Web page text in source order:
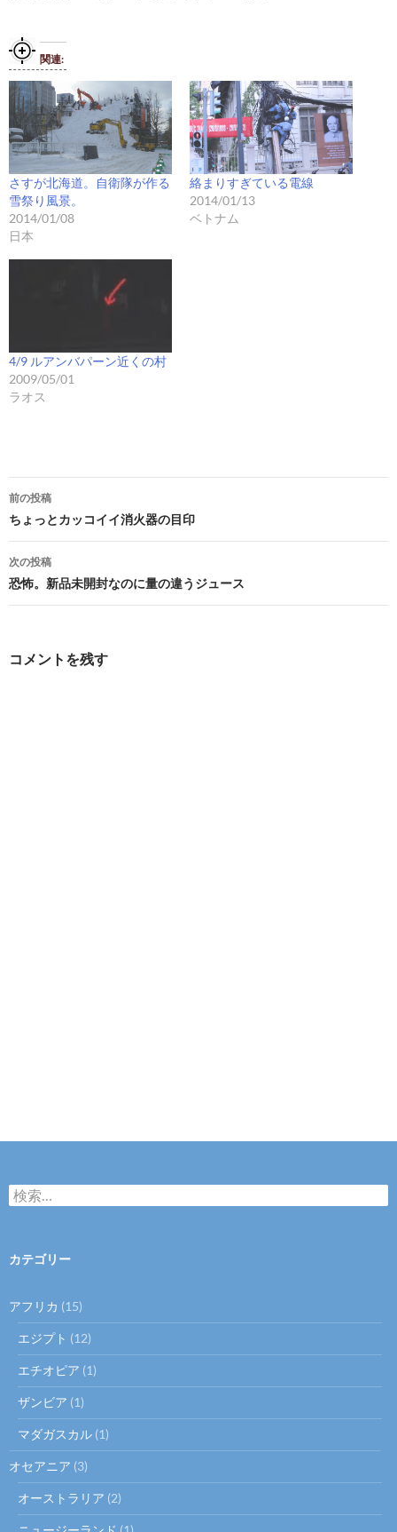
関連
さすが北海道。自衛隊が作る
雪祭り風景。
2014/01/08
日本
絡まりすぎている電線
2014/01/13
ベトナム
4/9 ルアンバパーン近くの村
2009/05/01
ラオス
投
稿
ナ
ビ
前の投稿
ちょっとカッコイイ消火器の目印
次の投稿
恐怖。新品未開封なのに量の違うジュース
コメントを残す
検
索:
カテゴリー
アフリカ (15)
エジプト (12)
エチオピア (1)
ザンビア (1)
マダガスカル (1)
オセアニア (3)
オーストラリア (2)